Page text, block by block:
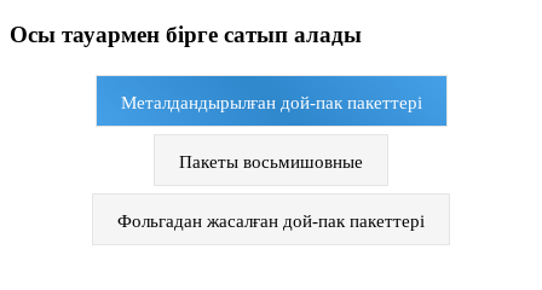
Осы тауармен бірге сатып алады
Металдандырылған дой-пак пакеттері
Пакеты восьмишовные
Фольгадан жасалған дой-пак пакеттері